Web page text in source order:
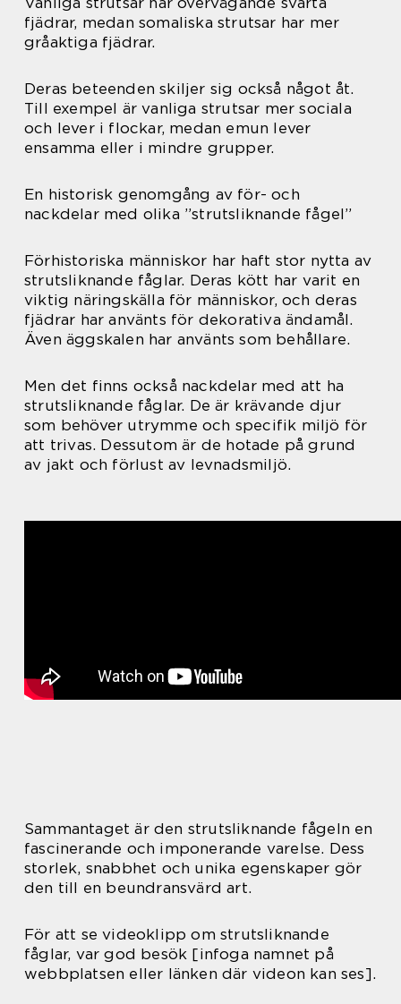
fjädrar, medan somaliska strutsar har mer
gråaktiga fjädrar.
Deras beteenden skiljer sig också något åt.
Till exempel är vanliga strutsar mer sociala
och lever i flockar, medan emun lever
ensamma eller i mindre grupper.
En historisk genomgång av för- och
nackdelar med olika ”strutsliknande fågel”
Förhistoriska människor har haft stor nytta av
strutsliknande fåglar. Deras kött har varit en
viktig näringskälla för människor, och deras
fjädrar har använts för dekorativa ändamål.
Även äggskalen har använts som behållare.
Men det finns också nackdelar med att ha
strutsliknande fåglar. De är krävande djur
som behöver utrymme och specifik miljö för
att trivas. Dessutom är de hotade på grund
av jakt och förlust av levnadsmiljö.
Sammantaget är den strutsliknande fågeln en
fascinerande och imponerande varelse. Dess
storlek, snabbhet och unika egenskaper gör
den till en beundransvärd art.
För att se videoklipp om strutsliknande
fåglar, var god besök [infoga namnet på
webbplatsen eller länken där videon kan ses].